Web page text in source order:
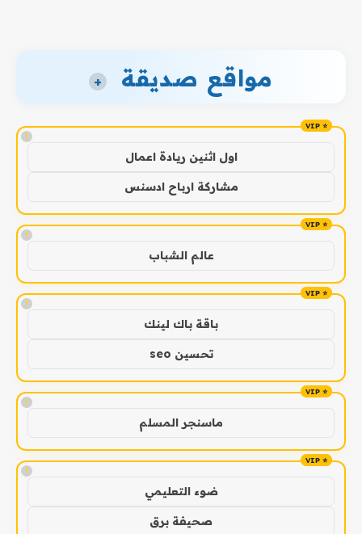
مواقع صديقة +
!
اول اثنين ريادة اعمال
مشاركة ارباح ادسنس
!
عالم الشباب
!
باقة باك لينك
تحسين seo
!
ماسنجر المسلم
!
ضوء التعليمي
صحيفة برق